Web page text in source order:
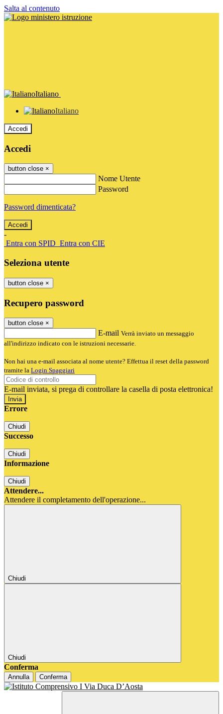
Salta al contenuto
Italiano
Italiano
Accedi
Accedi
button close ×
Nome Utente
Password
Password dimenticata?
-
Entra con SPID Entra con CIE
Seleziona utente
button close ×
Recupero password
button close ×
E-mail Verrà inviato un messaggio
all'indirizzo indicato con le istruzioni necessarie.
Non hai una e-mail associata al nome utente? Effettua il reset della password
tramite la Login Spaggiari
E-mail inviata, si prega di controllare la casella di posta elettronica!
Errore
Chiudi
Successo
Chiudi
Informazione
Chiudi
Attendere...
Attendere il completamento dell'operazione...
Chiudi
Chiudi
Conferma
Annulla Conferma